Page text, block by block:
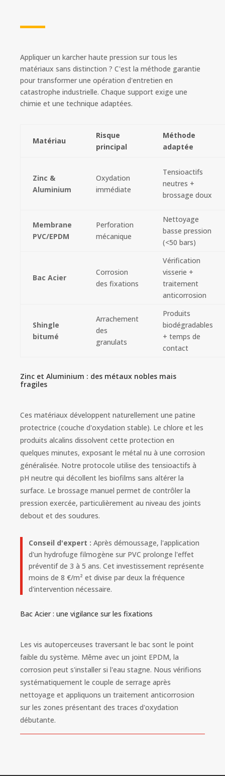
Appliquer un karcher haute pression sur tous les
matériaux sans distinction ? C'est la méthode garantie
pour transformer une opération d'entretien en
catastrophe industrielle. Chaque support exige une
chimie et une technique adaptées.
Matériau
Risque
principal
Méthode
adaptée
Zinc &
Aluminium
Oxydation
immédiate
Tensioactifs
neutres +
brossage doux
Membrane
PVC/EPDM
Perforation
mécanique
Nettoyage
basse pression
(<50 bars)
Bac Acier
Corrosion
des fixations
Vérification
visserie +
traitement
anticorrosion
Shingle
bitumé
Arrachement
des
granulats
Produits
biodégradables
+ temps de
contact
Zinc et Aluminium : des métaux nobles mais
fragiles
Ces matériaux développent naturellement une patine
protectrice (couche d'oxydation stable). Le chlore et les
produits alcalins dissolvent cette protection en
quelques minutes, exposant le métal nu à une corrosion
généralisée. Notre protocole utilise des tensioactifs à
pH neutre qui décollent les biofilms sans altérer la
surface. Le brossage manuel permet de contrôler la
pression exercée, particulièrement au niveau des joints
debout et des soudures.
Conseil d'expert : Après démoussage, l'application
d'un hydrofuge filmogène sur PVC prolonge l'effet
préventif de 3 à 5 ans. Cet investissement représente
moins de 8 €/m² et divise par deux la fréquence
d'intervention nécessaire.
Bac Acier : une vigilance sur les fixations
Les vis autoperceuses traversant le bac sont le point
faible du système. Même avec un joint EPDM, la
corrosion peut s'installer si l'eau stagne. Nous vérifions
systématiquement le couple de serrage après
nettoyage et appliquons un traitement anticorrosion
sur les zones présentant des traces d'oxydation
débutante.